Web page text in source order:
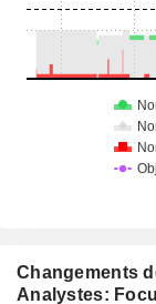
Changements
Analystes: